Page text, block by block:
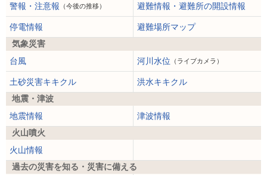
警報・注意報 （今後の推移） 避難情報・避難所の開設情報
停電情報
避難場所マップ
気象災害
台風
河川水位 （ライブカメラ）
土砂災害キキクル
洪水キキクル
地震・津波
地震情報
津波情報
火山噴火
火山情報
過去の災害を知る・災害に備える